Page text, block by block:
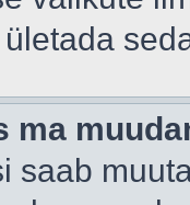
ma
saab